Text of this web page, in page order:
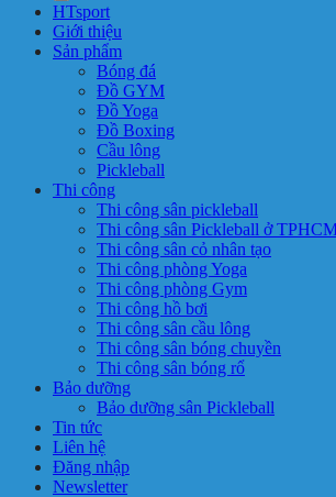
HTsport
Giới thiệu
Sản phẩm
Bóng đá
Đồ GYM
Đồ Yoga
Đồ Boxing
Cầu lông
Pickleball
Thi công
Thi công sân pickleball
Thi công sân Pickleball ở
Thi công sân cỏ nhân tạo
Thi công phòng Yoga
Thi công phòng Gym
Thi công hồ bơi
Thi công sân cầu lông
Thi công sân bóng chuyền
Thi công sân bóng rổ
Bảo dưỡng
Bảo dưỡng sân Pickleball
Tin tức
Liên hệ
Đăng nhập
Newsletter